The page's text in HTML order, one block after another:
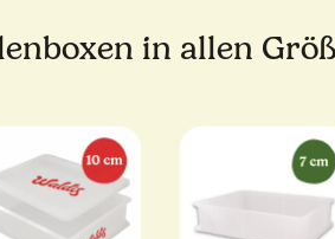
in allen